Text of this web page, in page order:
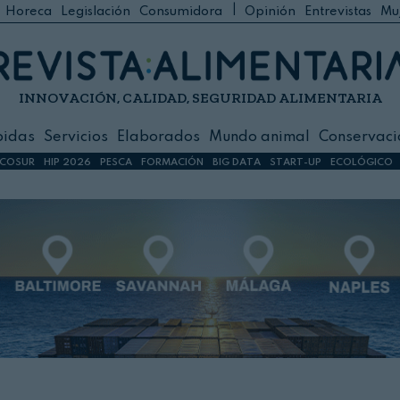
Horeca Legislación Consumidora Opinión Entrevistas
INNOVACIÓN, CALIDAD, SEGURIDAD ALIMENTARIA
Servicios Elaborados Mundo animal
Foodservice
primas
HIP 2026 PESCA FORMACIÓN BIG DATA START-UP ECOLÓGICO